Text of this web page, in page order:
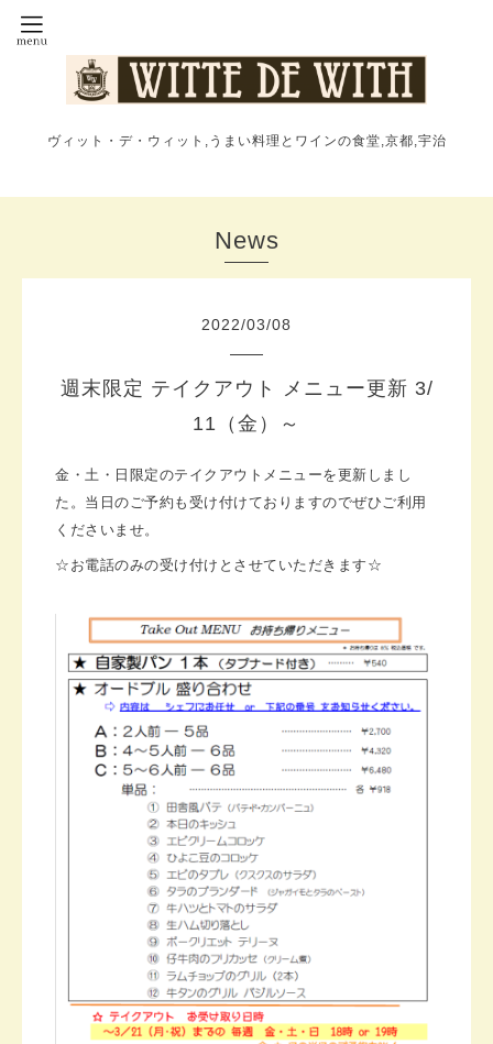
ヴィット・デ・ウィット,うまい料理とワインの食堂,京都,宇治
News
2022/03/08
週末限定 テイクアウト メニュー更新 3/
11（金）～
金・土・日限定のテイクアウトメニューを更新しまし
た。当日のご予約も受け付けておりますのでぜひご利用
くださいませ。
☆お電話のみの受け付けとさせていただきます☆